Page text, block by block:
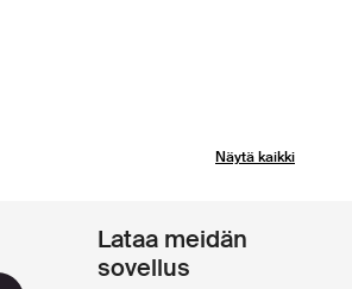
Näytä kaikki
Lataa meidän
sovellus